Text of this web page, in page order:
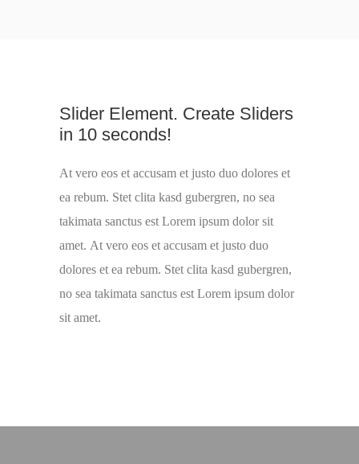
Slider Element. Create Sliders
in 10 seconds!
At vero eos et accusam et justo duo dolores et
ea rebum. Stet clita kasd gubergren, no sea
takimata sanctus est Lorem ipsum dolor sit
amet. At vero eos et accusam et justo duo
dolores et ea rebum. Stet clita kasd gubergren,
no sea takimata sanctus est Lorem ipsum dolor
sit amet.